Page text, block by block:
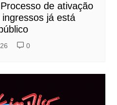
de ativação
já está
0